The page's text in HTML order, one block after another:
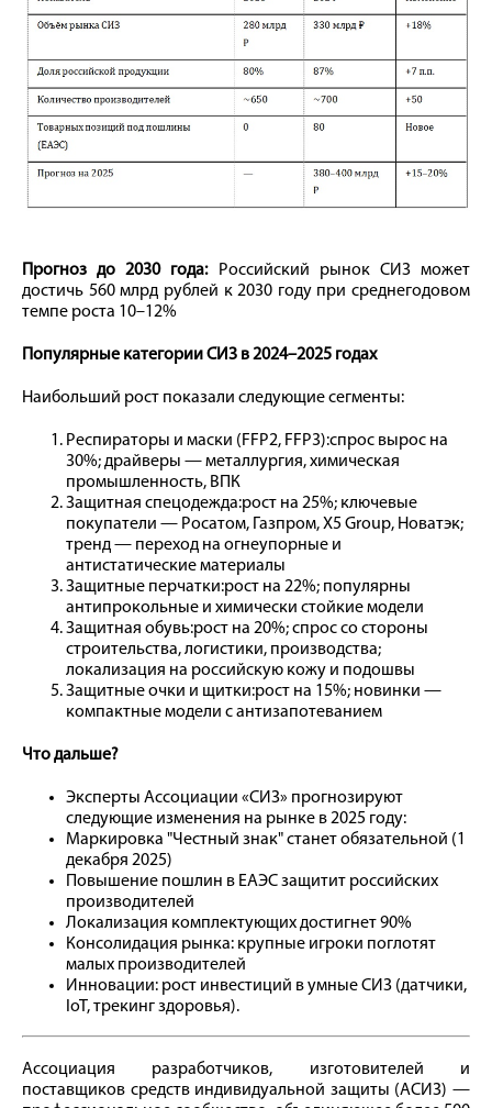
Прогноз до 2030 года:Российский рынок СИЗ может
достичь 560 млрд рублей к 2030 году при среднегодовом
темпе роста 10–12%
Популярные категории СИЗ в 2024–2025 годах
Наибольший рост показали следующие сегменты:
Респираторы и маски (FFP2, FFP3):спрос вырос на
30%; драйверы — металлургия, химическая
промышленность, ВПК
Защитная спецодежда:рост на 25%; ключевые
покупатели — Росатом, Газпром, X5 Group, Новатэк;
тренд — переход на огнеупорные и
антистатические материалы
Защитные перчатки:рост на 22%; популярны
антипрокольные и химически стойкие модели
Защитная обувь:рост на 20%; спрос со стороны
строительства, логистики, производства;
локализация на российскую кожу и подошвы
Защитные очки и щитки:рост на 15%; новинки —
компактные модели с антизапотеванием
Что дальше?
Эксперты Ассоциации «СИЗ» прогнозируют
следующие изменения на рынке в 2025 году:
Маркировка "Честный знак" станет обязательной (1
декабря 2025)
Повышение пошлин в ЕАЭС защитит российских
производителей
Локализация комплектующих достигнет 90%
Консолидация рынка: крупные игроки поглотят
малых производителей
Инновации: рост инвестиций в умные СИЗ (датчики,
IoT, трекинг здоровья).
Ассоциация разработчиков, изготовителей и
поставщиков средств индивидуальной защиты (АСИЗ) —